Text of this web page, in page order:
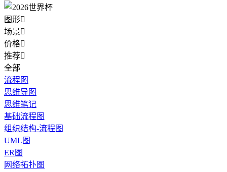
图形
场景
价格
推荐
全部
流程图
思维导图
思维笔记
基础流程图
组织结构-流程图
UML图
ER图
网络拓扑图